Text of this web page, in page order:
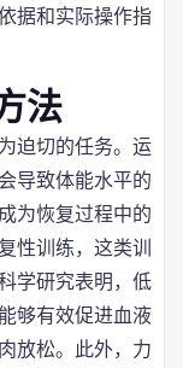
据和实际操作指
法
迫切的任务。运
导致体能水平的
为恢复过程中的
性训练，这类训
学研究表明，低
够有效促进血液
放松。此外，力